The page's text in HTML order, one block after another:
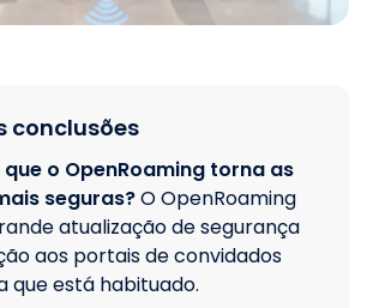
conclusões
o OpenRoaming torna as
seguras?O OpenRoaming
atualização de segurança
aos portais de convidados
que está habituado.